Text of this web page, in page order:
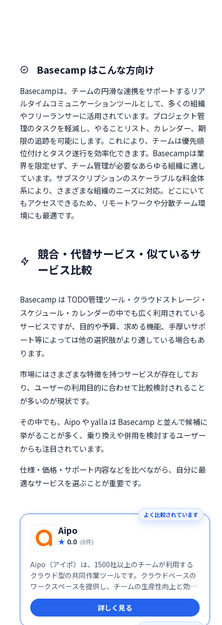
Basecamp はこんな方向け
Basecampは、チームの円滑な連携をサポートするリア
ルタイムコミュニケーションツールとして、多くの組織
やフリーランサーに活用されています。プロジェクト管
理のタスクを軽減し、やることリスト、カレンダー、期
限の追跡を可能にします。これにより、チームは優先順
位付けとタスク遂行を効率化できます。Basecampは業
界を限定せず、チーム管理が必要なあらゆる組織に適し
ています。サブスクリプションのスケーラブルな料金体
系により、さまざまな組織のニーズに対応。どこにいて
もアクセスできるため、リモートワークや分散チーム環
境にも最適です。
競合・代替サービス・似ているサ
ービス比較
Basecamp は TODO管理ツール・クラウドストレージ・
スケジュール・カレンダーの中でも広く利用されている
サービスですが、目的や予算、求める機能、手厚いサポ
ート等によっては他の選択肢がより適している場合もあ
ります。
市場にはさまざまな特徴を持つサービスが存在してお
り、ユーザーの利用目的に合わせて比較検討されること
が多いのが現状です。
その中でも、Aipo や yalla は Basecamp と並んで候補に
挙がることが多く、乗り換えや併用を検討するユーザー
からも注目されています。
仕様・価格・サポート内容などを比べながら、自分に最
適なサービスを選ぶことが重要です。
よく比較されています
Aipo
0.0 (0件)
Aipo（アイポ）は、1500社以上のチームが利用する
クラウド型の共同作業ツールです。クラウドベースの
ワークスペースを提供し、チームの生産性向上と効率
的な共同作業を実現します。
詳しく見る